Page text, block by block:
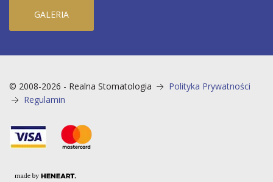
GALERIA
© 2008-2026 - Realna Stomatologia
Polityka Prywatności
Regulamin